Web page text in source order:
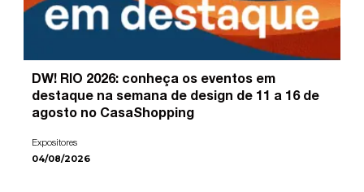
DW! RIO 2026: conheça os eventos em
destaque na semana de design de 11 a 16 de
agosto no CasaShopping
Expositores
04/08/2026